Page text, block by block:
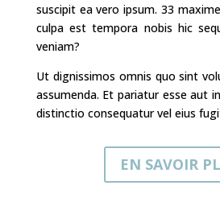
suscipit ea vero ipsum. 33
culpa est tempora nobis hic
veniam?
Ut dignissimos omnis quo sint
assumenda. Et pariatur esse aut
distinctio consequatur vel eius
EN SAVOIR